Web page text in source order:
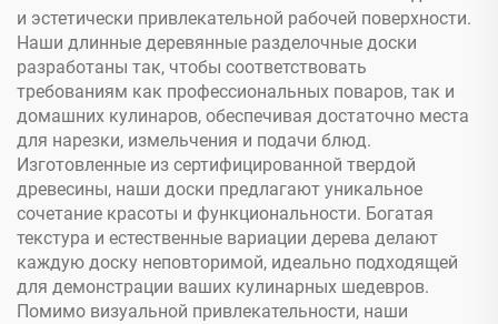
и эстетически привлекательной рабочей поверхности.
Наши длинные деревянные разделочные доски
разработаны так, чтобы соответствовать
требованиям как профессиональных поваров, так и
домашних кулинаров, обеспечивая достаточно места
для нарезки, измельчения и подачи блюд.
Изготовленные из сертифицированной твердой
древесины, наши доски предлагают уникальное
сочетание красоты и функциональности. Богатая
текстура и естественные вариации дерева делают
каждую доску неповторимой, идеально подходящей
для демонстрации ваших кулинарных шедевров.
Помимо визуальной привлекательности, наши